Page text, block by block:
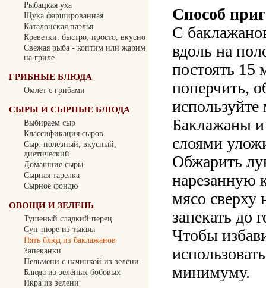
Рыбацкая уха
Щука фаршированная
Каталонская паэлья
Креветки: быстро, просто, вкусно
Свежая рыба - коптим или жарим
на гриле
ГРИБНЫЕ БЛЮДА
Омлет с грибами
СЫРЫ И СЫРНЫЕ БЛЮДА
Выбираем сыр
Классификация сыров
Сыр: полезный, вкусный,
диетический
Домашние сыры
Сырная тарелка
Сырное фондю
ОВОЩИ И ЗЕЛЕНЬ
Тушеный сладкий перец
Суп-пюре из тыквы
Пять блюд из баклажанов
Запеканки
Пельмени с начинкой из зелени
Блюда из зелёных бобовых
Икра из зелени
Способ
С
вдоль на
постоять 15
поперчить,
Баклажаны
слоями
Обжарить
нарезанную
мясо
запекать до
Чтобы
минимуму.